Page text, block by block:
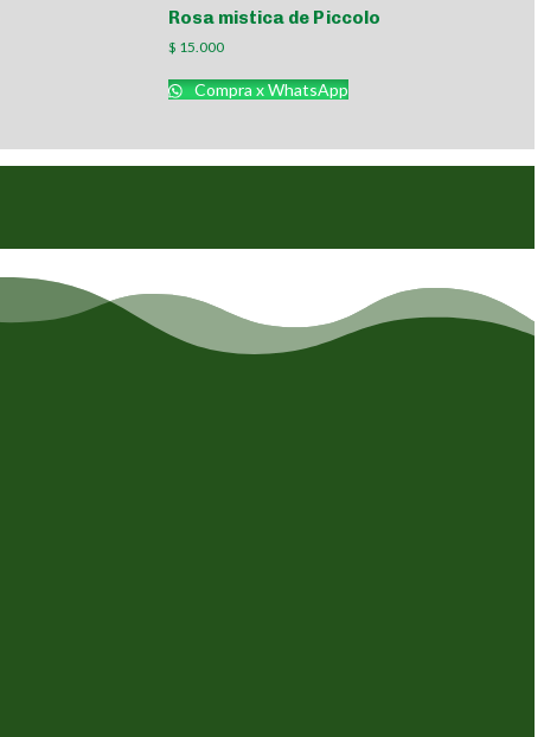
Rosa mistica de Piccolo
$ 15.000
Compra x WhatsApp